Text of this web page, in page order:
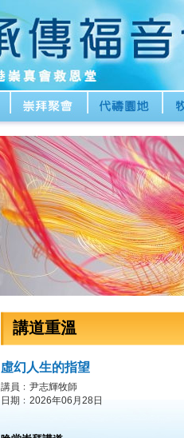
講道重溫
虛幻人生的指望
講員﹕尹志輝牧師
日期﹕2026年06月28日